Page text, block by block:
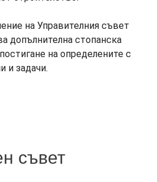
на Управителния съвет
допълнителна стопанска
на определените с
и задачи.
съвет